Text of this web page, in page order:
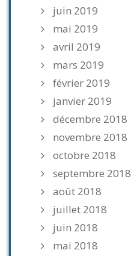
juin 2019
mai 2019
avril 2019
mars 2019
février 2019
janvier 2019
décembre 2018
novembre 2018
octobre 2018
septembre 2018
août 2018
juillet 2018
juin 2018
mai 2018